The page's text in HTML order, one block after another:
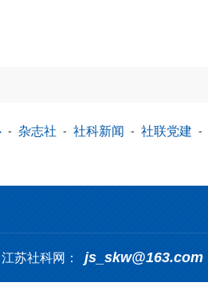
- 杂志社 - 社科新闻 - 社联党建 -
江苏社科网： js_skw@163.com